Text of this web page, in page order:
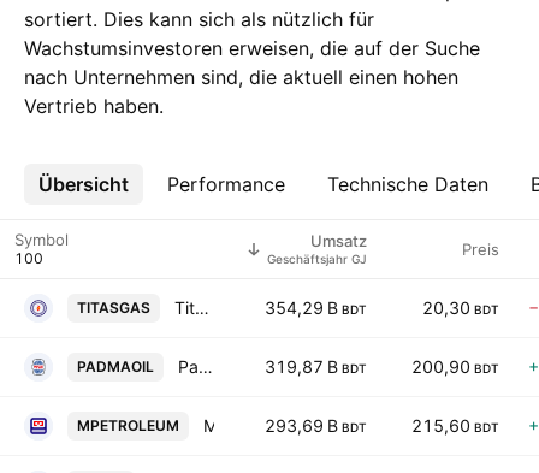
sortiert. Dies kann sich als nützlich für
Wachstumsinvestoren erweisen, die auf der Suche
nach Unternehmen sind, die aktuell einen hohen
Vertrieb haben.
Übersicht Performance Technische Daten
Mehr
Symbol Umsatz
Geschäftsjahr GJ Preis
TITASGAS Titas Gas Transmission and Distribution PLC 354,29 B BDT 20,30 BDT
PADMAOIL Padma Oil PLC 319,87 B BDT 200,90 BDT
MPETROLEUM 293,69 B BDT 215,60 BDT